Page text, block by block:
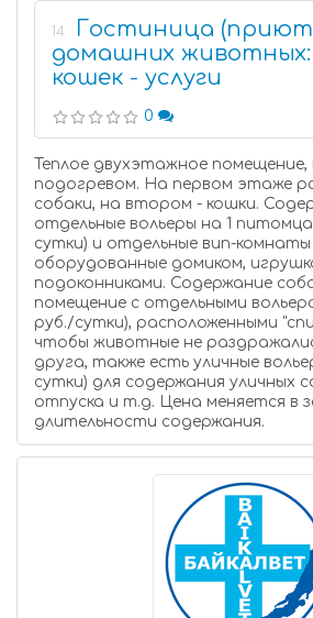
14
Гостиница
домашних животных:
кошек - услуги
0
Теплое двухэтажное помещение,
подогревом. На первом этаже
собаки, на втором - кошки.
отдельные вольеры на 1
сутки) и отдельные вип-комнаты
оборудованные домиком,
подоконниками. Содержание
помещение с отдельными
руб./сутки), расположенными
чтобы животные не
друга, также есть уличные
сутки) для содержания уличных
отпуска и т.д. Цена меняется в
длительности содержания.